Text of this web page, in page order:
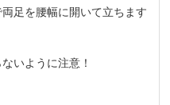
足を腰幅に開いて立ちます
いように注意！